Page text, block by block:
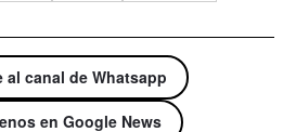
al canal de Whatsapp
en Google News